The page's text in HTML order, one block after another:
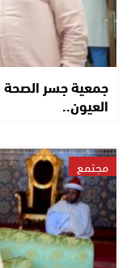
جمعية جسر الصحة
العيون..
مجتمع